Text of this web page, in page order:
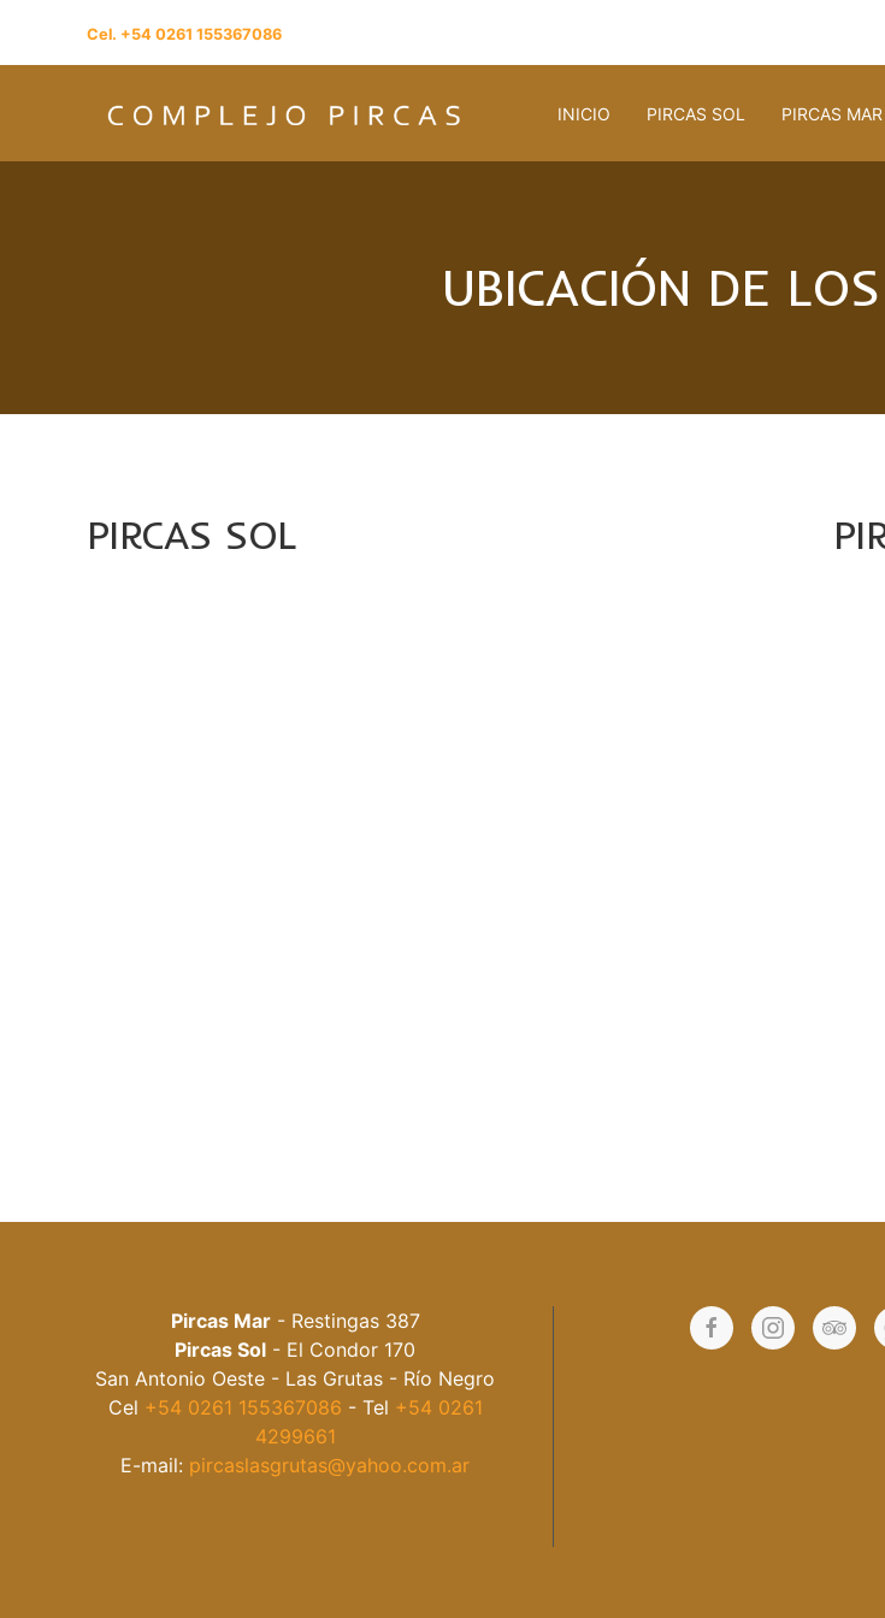
Cel. +54 0261 155367086
INICIO PIRCAS SOL PIRCAS MAR
UBICACIÓN DE
PIRCAS SOL
Pircas Mar- Restingas 387
Pircas Sol - El Condor 170
San Antonio Oeste - Las Grutas - Río Negro
Cel +54 0261 155367086 - Tel +54 0261
4299661
E-mail: pircaslasgrutas@yahoo.com.ar